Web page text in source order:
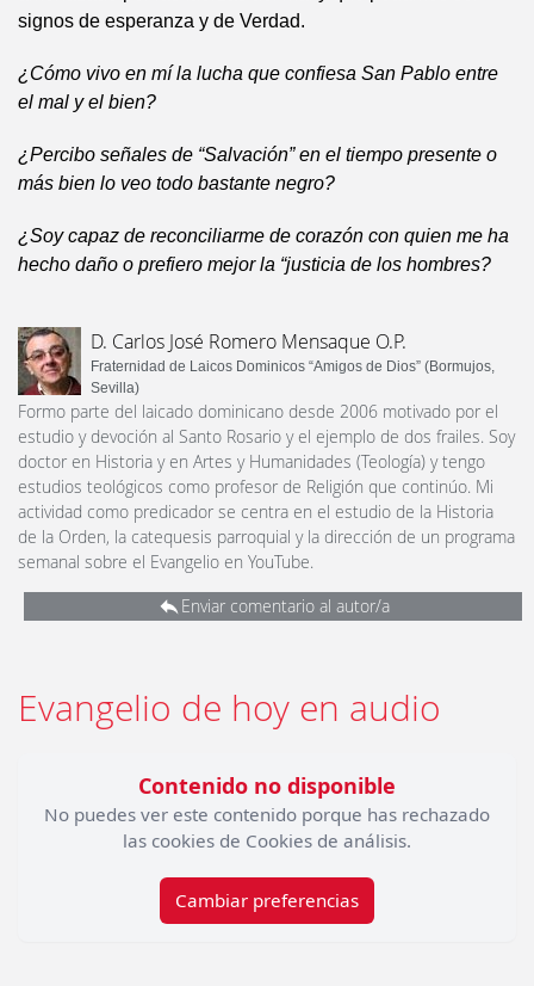
signos de esperanza y de Verdad.
¿Cómo vivo en mí la lucha que confiesa San Pablo entre
el mal y el bien?
¿Percibo señales de “Salvación” en el tiempo presente o
más bien lo veo todo bastante negro?
¿Soy capaz de reconciliarme de corazón con quien me ha
hecho daño o prefiero mejor la “justicia de los hombres?
D. Carlos José Romero Mensaque O.P.
Fraternidad de Laicos Dominicos “Amigos de Dios” (Bormujos,
Sevilla)
Formo parte del laicado dominicano desde 2006 motivado por el
estudio y devoción al Santo Rosario y el ejemplo de dos frailes. Soy
doctor en Historia y en Artes y Humanidades (Teología) y tengo
estudios teológicos como profesor de Religión que continúo. Mi
actividad como predicador se centra en el estudio de la Historia
de la Orden, la catequesis parroquial y la dirección de un programa
semanal sobre el Evangelio en YouTube.
Enviar comentario al autor/a
Evangelio de hoy en audio
Contenido no disponible
No puedes ver este contenido porque has rechazado
las cookies de Cookies de análisis.
Cambiar preferencias